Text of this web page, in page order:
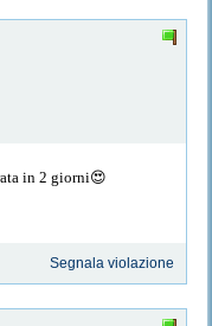
in 2 giorni😍
Segnala violazione